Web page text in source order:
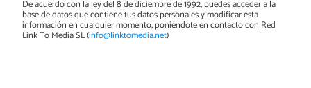
De acuerdo con la ley del 8 de diciembre de 1992, puedes acceder a la
base de datos que contiene tus datos personales y modificar esta
información en cualquier momento, poniéndote en contacto con Red
Link To Media SL (info@linktomedia.net)